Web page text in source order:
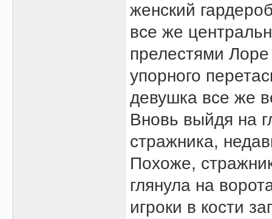
женский
все же
прелестями
упорного
девушка все же
Вновь выйдя на
стражника,
Похоже,
глянула на
игроки в кости